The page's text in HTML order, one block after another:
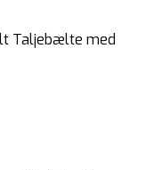
Taljebælte med